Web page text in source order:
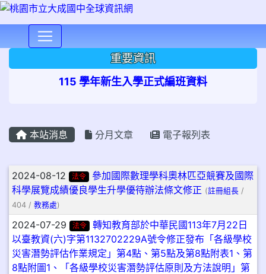
重要資訊
115 學年新生入學正式編班資料
本站消息 分月文章 電子報列表
文章列表
2024-08-12 法令
參加國際數理學科奧林匹亞競賽及國際
科學展覽成績優良學生升學優待辦法條文修正 (註冊組長 /
404 / 教務處)
2024-07-29 法令
轉知教育部於中華民國113年7月22日
以臺教資(六)字第1132702229A號令修正發布「各級學校
災害潛勢評估作業規定」第4點、第5點及第8點附表1、第
8點附圖1、「各級學校災害潛勢評估原則及方法說明」第